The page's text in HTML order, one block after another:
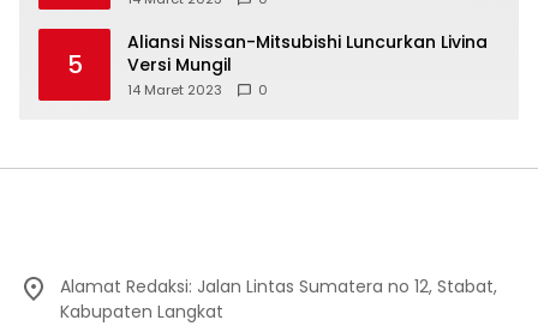
5
Aliansi Nissan-Mitsubishi Luncurkan Livina
Versi Mungil
14 Maret 2023 0
Alamat Redaksi: Jalan Lintas Sumatera no 12, Stabat,
Kabupaten Langkat